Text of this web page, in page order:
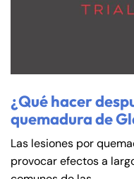
¿Qué hacer
quemadura de
Las lesiones por
provocar efectos a